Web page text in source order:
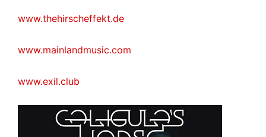
www.thehirscheffekt.de
www.mainlandmusic.com
www.exil.club